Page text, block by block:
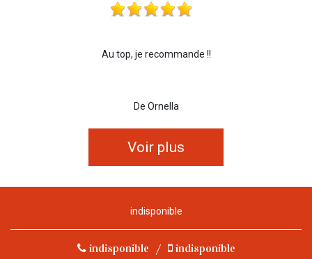
Au top, je recommande !!
De Ornella
Voir plus
indisponible
indisponible / indisponible